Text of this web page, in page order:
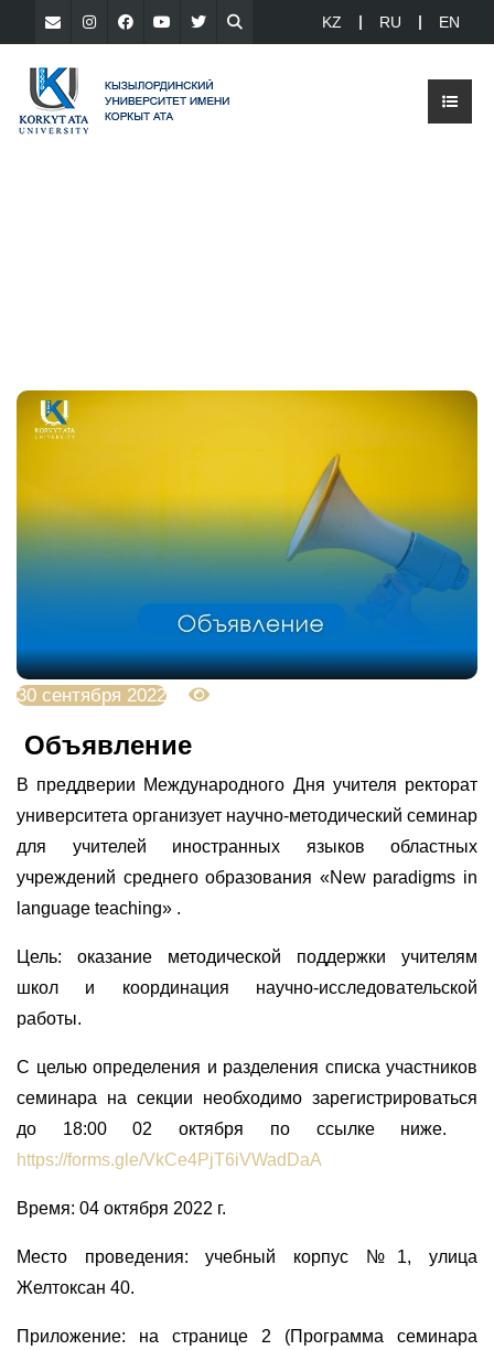
KZ RU EN
30 сентября 2022
Объявление
В преддверии Международного Дня учителя ректорат
университета организует научно-методический семинар
для учителей иностранных языков областных
учреждений среднего образования «New paradigms in
language teaching» .
Цель: оказание методической поддержки учителям
школ и координация научно-исследовательской
работы.
С целью определения и разделения списка участников
семинара на секции необходимо зарегистрироваться
до 18:00 02 октября по ссылке ниже.
https://forms.gle/VkCe4PjT6iVWadDaA
Время: 04 октября 2022 г.
Место проведения: учебный корпус №1, улица
Желтоксан 40.
Приложение: на странице 2 (Программа семинара